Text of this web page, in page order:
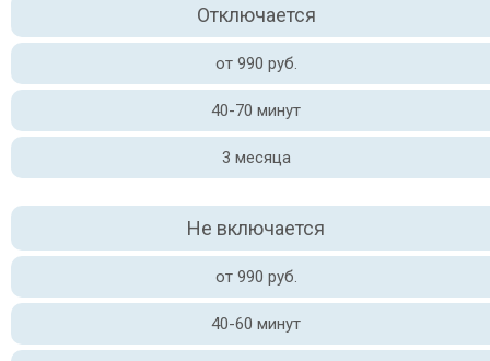
Отключается
от 990 руб.
40-70 минут
3 месяца
Не включается
от 990 руб.
40-60 минут